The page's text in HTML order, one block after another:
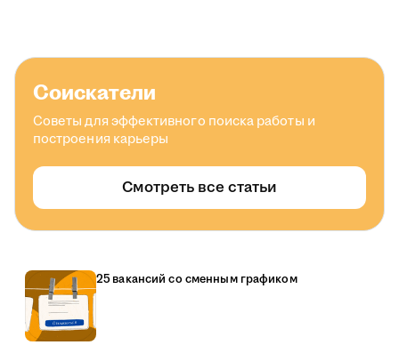
Соискатели
Советы для эффективного поиска работы и
построения карьеры
Смотреть все статьи
25 вакансий со сменным графиком